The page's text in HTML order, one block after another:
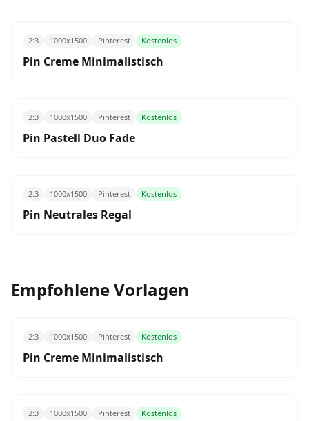
2:3 1000x1500 Pinterest Kostenlos
Pin Creme Minimalistisch
2:3 1000x1500 Pinterest Kostenlos
Pin Pastell Duo Fade
2:3 1000x1500 Pinterest Kostenlos
Pin Neutrales Regal
Empfohlene Vorlagen
2:3 1000x1500 Pinterest Kostenlos
Pin Creme Minimalistisch
2:3 1000x1500 Pinterest Kostenlos